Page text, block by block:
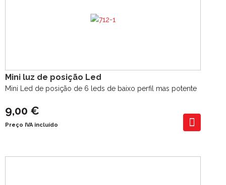
Mini luz de posição Led
Mini Led de posição de 6 leds de baixo perfil mas potente
9,00 €
Preço IVA incluído